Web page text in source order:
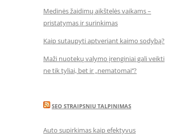
Medinės žaidimų aikštelės vaikams –
pristatymas ir surinkimas
Kaip sutaupyti aptveriant kaimo sodybą?
Maži nuotekų valymo įrenginiai gali veikti
ne tik tyliai, bet ir „nematomai‘‘?
SEO STRAIPSNIU TALPINIMAS
Auto supirkimas kaip efektyvus